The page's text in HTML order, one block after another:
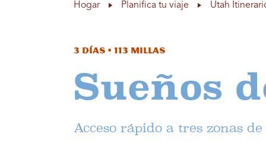
Hogar Planifica tu viaje Utah
3 días • 113 millas
Sueños
Acceso rápido a tres zonas